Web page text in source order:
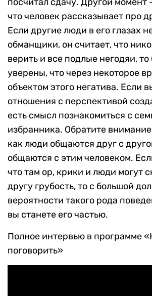
что человек рассказывает про
Если другие люди в его глазах
обманщики, он считает, что
верить и все подлые негодяи, то
уверены, что через некоторое
объектом этого негатива. Если
отношения с перспективой
есть смысл познакомиться с
избранника. Обратите
как люди общаются друг с
общаются с этим человеком.
что там ор, крики и люди могут
другу грубость, то с большой
вероятности такого рода
вы станете его частью.
Полное интервью в программе
поговорить»